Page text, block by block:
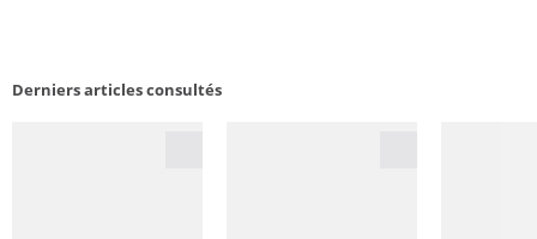
Derniers articles consultés